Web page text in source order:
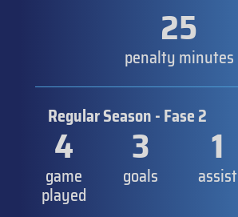
25
penalty minutes
Regular Season - Fase 2
4
game
played
3
goals
1
assist